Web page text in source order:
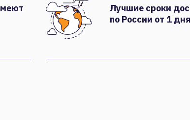
Лучшие сроки
по России от 1 дня